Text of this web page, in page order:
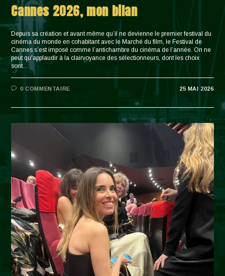
Cannes 2026, mon bilan
Depuis sa création et avant même qu’il ne devienne le premier festival du
cinéma du monde en cohabitant avec le Marché du film, le Festival de
Cannes s’est imposé comme l’antichambre du cinéma de l’année. On ne
peut qu'applaudir à la clairvoyance des sélectionneurs, dont les choix
sont…
0 COMMENTAIRE 25 MAI 2026